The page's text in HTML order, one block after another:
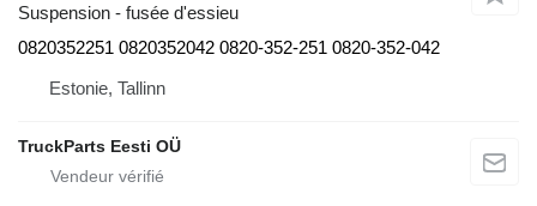
Suspension - fusée d'essieu
0820352251 0820352042 0820-352-251 0820-352-042
Estonie, Tallinn
TruckParts Eesti OÜ